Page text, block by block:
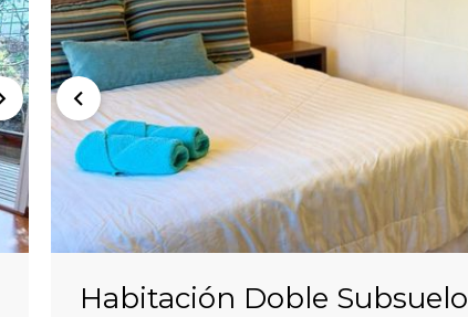
Habitación Doble Subsuelo